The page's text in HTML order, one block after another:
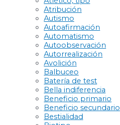
Atribución
Autismo
Autoafirmación
Automatismo
Autoobservación
Autorrealización
Avolición
Balbuceo
Batería de test
Bella indiferencia
Beneficio primario
Beneficio secundario
Bestialidad